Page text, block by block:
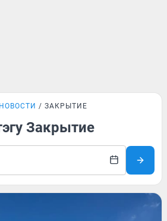
ЗАКРЫТИЕ
Закрытие